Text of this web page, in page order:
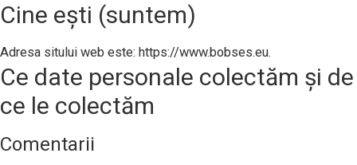
Cine ești (suntem)
Adresa sitului web este: https://www.bobses.eu.
Ce date personale colectăm și de
ce le colectăm
Comentarii